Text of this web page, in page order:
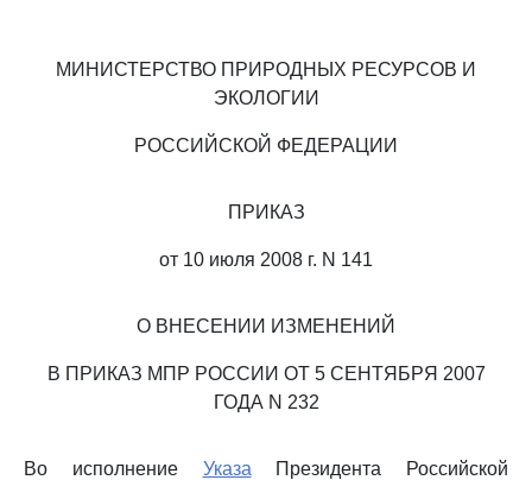
МИНИСТЕРСТВО ПРИРОДНЫХ РЕСУРСОВ И
ЭКОЛОГИИ
РОССИЙСКОЙ ФЕДЕРАЦИИ
ПРИКАЗ
от 10 июля 2008 г. N 141
О ВНЕСЕНИИ ИЗМЕНЕНИЙ
В ПРИКАЗ МПР РОССИИ ОТ 5 СЕНТЯБРЯ 2007
ГОДА N 232
Во исполнение Указа Президента Российской